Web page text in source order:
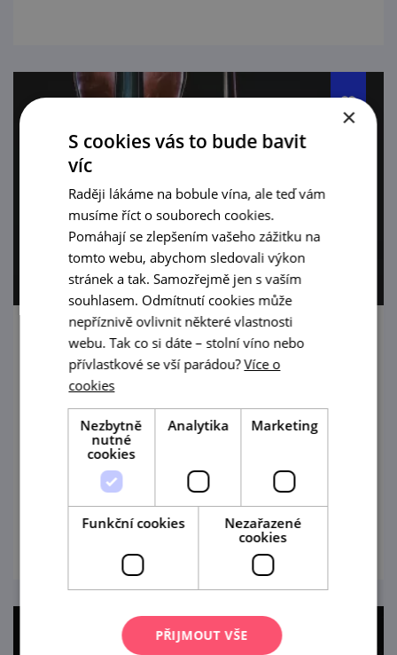
Spectrum Quartett a Simona Hulejová v
Moravském Krumlově
Předposlední srpnovou neděli vystoupí na
arkádovém nádvoří zámku v Moravském
Krumlově slovenské Spectrum Quartett
společně se zpěvačkou Simonou Hulejovou.
prohlédnout
×
S cookies vás to bude bavit
víc
Raději lákáme na bobule vína, ale teď vám
musíme říct o souborech cookies.
Pomáhají se zlepšením vašeho zážitku na
tomto webu, abychom sledovali výkon
stránek a tak. Samozřejmě jen s vaším
souhlasem. Odmítnutí cookies může
nepříznivě ovlivnit některé vlastnosti
webu. Tak co si dáte – stolní víno nebo
přívlastkové se vší parádou?Více o
cookies
Nezbytně
nutné
cookies
Analytika Marketing
Funkční cookies
Nezařazené
cookies
PŘIJMOUT VŠE